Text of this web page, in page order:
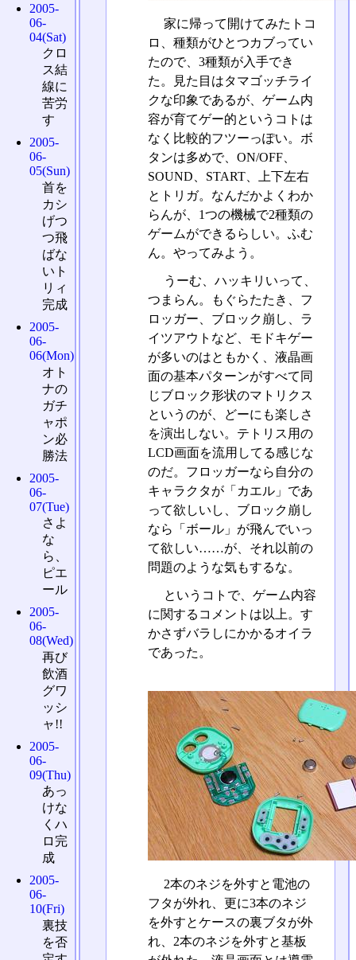
家に帰って開けてみたトコ
ロ、種類がひとつカブってい
たので、3種類が入手でき
た。見た目はタマゴッチライ
クな印象であるが、ゲーム内
容が育てゲー的というコトは
なく比較的フツーっぽい。ボ
タンは多めで、ON/OFF、
SOUND、START、上下左右
とトリガ。なんだかよくわか
らんが、1つの機械で2種類の
ゲームができるらしい。ふむ
ん。やってみよう。
うーむ、ハッキリいって、
つまらん。もぐらたたき、フ
ロッガー、ブロック崩し、ラ
イツアウトなど、モドキゲー
が多いのはともかく、液晶画
面の基本パターンがすべて同
じブロック形状のマトリクス
というのが、どーにも楽しさ
を演出しない。テトリス用の
LCD画面を流用してる感じな
のだ。フロッガーなら自分の
キャラクタが「カエル」であ
って欲しいし、ブロック崩し
なら「ボール」が飛んでいっ
て欲しい……が、それ以前の
問題のような気もするな。
というコトで、ゲーム内容
に関するコメントは以上。す
かさずバラしにかかるオイラ
であった。
2本のネジを外すと電池の
フタが外れ、更に3本のネジ
を外すとケースの裏ブタが外
れ、2本のネジを外すと基板
2005-
06-
04(Sat)
クロ
ス結
線に
苦労
す
2005-
06-
05(Sun)
首を
カシ
げつ
つ飛
ばな
いト
リィ
完成
2005-
06-
06(Mon)
オト
ナの
ガチ
ャポ
ン必
勝法
2005-
06-
07(Tue)
さよ
な
ら、
ピエ
ール
2005-
06-
08(Wed)
再び
飲酒
グワ
ッシ
ャ!!
2005-
06-
09(Thu)
あっ
けな
くハ
ロ完
成
2005-
06-
10(Fri)
裏技
を否